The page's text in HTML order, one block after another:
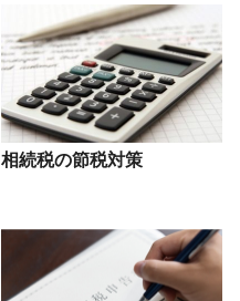
相続税の節税対策